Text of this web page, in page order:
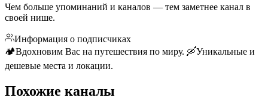
Чем больше упоминаний и каналов — тем заметнее канал в
своей нише.
Информация о подписчиках
🏕️Вдохновим Вас на путешествия по миру. 🛶Уникальные и
дешевые места и локации.
Похожие каналы